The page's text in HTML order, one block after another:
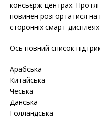
консьєрж-центрах.
повинен розгортатися на
сторонніх смарт-
Ось повний список
Арабська
Китайська
Чеська
Данська
Голландська